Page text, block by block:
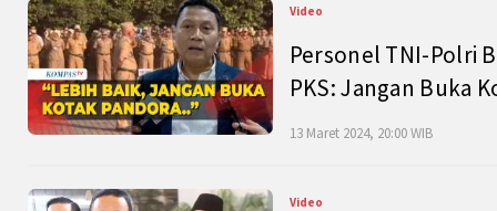
Video
Personel TNI-Polri
PKS: Jangan Buka
13 Maret 2024, 20:00 WIB
Video